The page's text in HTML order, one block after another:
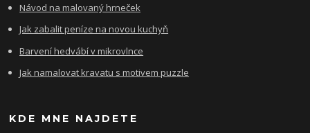
Návod na malovaný hrneček
Jak zabalit peníze na novou kuchyň
Barvení hedvábí v mikrovlnce
Jak namalovat kravatu s motivem puzzle
KDE MNE NAJDETE